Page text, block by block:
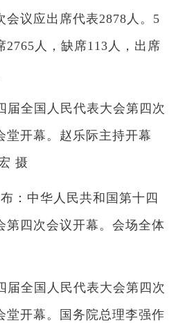
会议应出席代表2878人。5
2765人，缺席113人，出席
届全国人民代表大会第四次
堂开幕。赵乐际主持开幕
摄
：中华人民共和国第十四
第四次会议开幕。会场全体
届全国人民代表大会第四次
堂开幕。国务院总理李强作